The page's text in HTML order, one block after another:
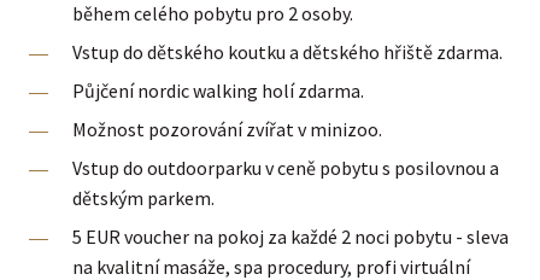
během celého pobytu pro 2 osoby.
Vstup do dětského koutku a dětského hřiště zdarma.
Půjčení nordic walking holí zdarma.
Možnost pozorování zvířat v minizoo.
Vstup do outdoorparku v ceně pobytu s posilovnou a
dětským parkem.
5 EUR voucher na pokoj za každé 2 noci pobytu - sleva
na kvalitní masáže, spa procedury, profi virtuální